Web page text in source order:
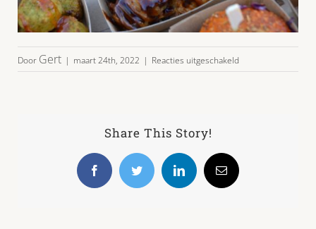
Door Gert | maart 24th, 2022 | Reacties uitgeschakeld
vegetarisch
Share This Story!
FacebookTwitter LinkedInE-
mail